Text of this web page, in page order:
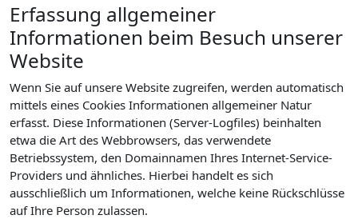
Erfassung allgemeiner
Informationen beim Besuch unserer
Website
Wenn Sie auf unsere Website zugreifen, werden automatisch
mittels eines Cookies Informationen allgemeiner Natur
erfasst. Diese Informationen (Server-Logfiles) beinhalten
etwa die Art des Webbrowsers, das verwendete
Betriebssystem, den Domainnamen Ihres Internet-Service-
Providers und ähnliches. Hierbei handelt es sich
ausschließlich um Informationen, welche keine Rückschlüsse
auf Ihre Person zulassen.